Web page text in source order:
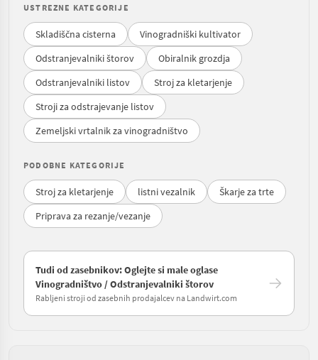
USTREZNE KATEGORIJE
Skladiščna cisterna
Vinogradniški kultivator
Odstranjevalniki štorov
Obiralnik grozdja
Odstranjevalniki listov
Stroj za kletarjenje
Stroji za odstrajevanje listov
Zemeljski vrtalnik za vinogradništvo
PODOBNE KATEGORIJE
Stroj za kletarjenje listni vezalnik
Škarje za trte
Priprava za rezanje/vezanje
Tudi od zasebnikov: Oglejte si male oglase
Vinogradništvo / Odstranjevalniki štorov
Rabljeni stroji od zasebnih prodajalcev na Landwirt.com